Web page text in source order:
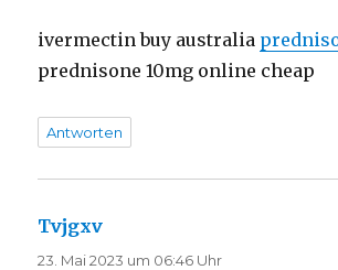
ivermectin buy australia
prednisone 10mg online cheap
Antworten
Tvjgxv
23. Mai 2023 um 06:46 Uhr